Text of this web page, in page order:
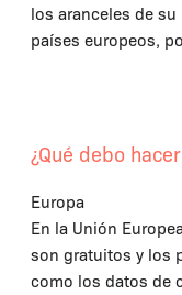
los aranceles de
países europeos,
¿Qué debo
Europa
En la Unión
son gratuitos y los
como los datos de